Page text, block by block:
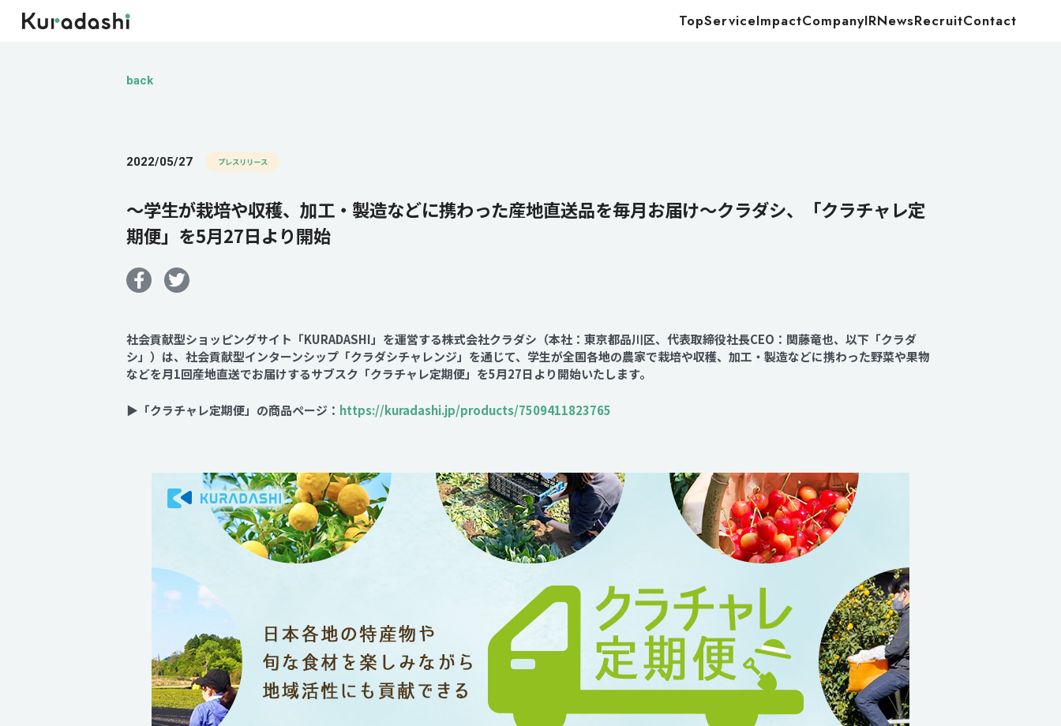
TopServiceImpactCompanyIRNewsRecruitContact
Contact
back
2022/05/27 プレスリリース
～学生が栽培や収穫、加工・製造などに携わった産地直送品を毎月お届け～クラダシ、「クラチャレ定
期便」を5月27日より開始
社会貢献型ショッピングサイト「KURADASHI」を運営する株式会社クラダシ（本社：東京都品川区、代表取締役社長CEO：関藤竜也、以下「クラダ
シ」）は、社会貢献型インターンシップ「クラダシチャレンジ」を通じて、学生が全国各地の農家で栽培や収穫、加工・製造などに携わった野菜や果物
などを月1回産地直送でお届けするサブスク「クラチャレ定期便」を5月27日より開始いたします。
▶「クラチャレ定期便」の商品ページ： https://kuradashi.jp/products/7509411823765